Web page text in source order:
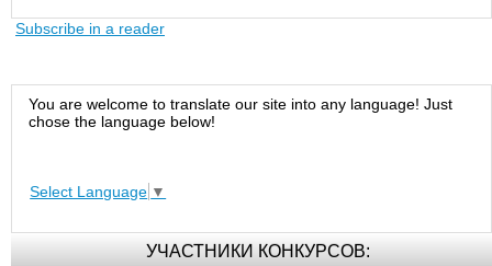
Subscribe in a reader
You are welcome to translate our site into any language! Just
chose the language below!
Select Language ▼
УЧАСТНИКИ КОНКУРСОВ: